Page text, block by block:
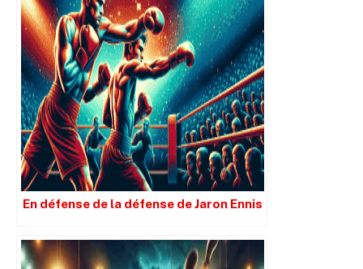
En défense de la défense de Jaron Ennis